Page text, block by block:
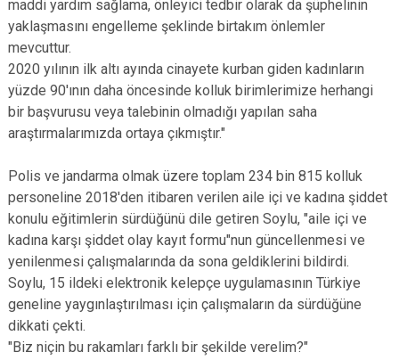
maddi yardım sağlama, önleyici tedbir olarak da şüphelinin
yaklaşmasını engelleme şeklinde birtakım önlemler
mevcuttur.
2020 yılının ilk altı ayında cinayete kurban giden kadınların
yüzde 90'ının daha öncesinde kolluk birimlerimize herhangi
bir başvurusu veya talebinin olmadığı yapılan saha
araştırmalarımızda ortaya çıkmıştır."
Polis ve jandarma olmak üzere toplam 234 bin 815 kolluk
personeline 2018'den itibaren verilen aile içi ve kadına şiddet
konulu eğitimlerin sürdüğünü dile getiren Soylu, "aile içi ve
kadına karşı şiddet olay kayıt formu"nun güncellenmesi ve
yenilenmesi çalışmalarında da sona geldiklerini bildirdi.
Soylu, 15 ildeki elektronik kelepçe uygulamasının Türkiye
geneline yaygınlaştırılması için çalışmaların da sürdüğüne
dikkati çekti.
"Biz niçin bu rakamları farklı bir şekilde verelim?"